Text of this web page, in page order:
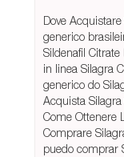
Dove
generico
Sildenafil
in linea Silagra
generico do
Acquista Silagra
Come Ottenere
Comprare
puedo comprar